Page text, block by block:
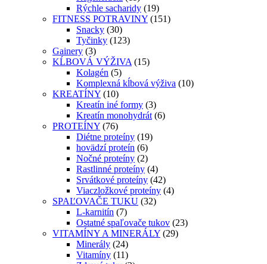
Rýchle sacharidy (19)
FITNESS POTRAVINY (151)
Snacky (30)
Tyčinky (123)
Gainery (3)
KĹBOVÁ VÝŽIVA (15)
Kolagén (5)
Komplexná kĺbová výživa (10)
KREATÍNY (10)
Kreatín iné formy (3)
Kreatín monohydrát (6)
PROTEÍNY (76)
Diétne proteíny (19)
hovädzí proteín (6)
Nočné proteíny (2)
Rastlinné proteíny (4)
Srvátkové proteíny (42)
Viaczložkové proteíny (4)
SPAĽOVAČE TUKU (32)
L-karnitín (7)
Ostatné spaľovače tukov (23)
VITAMÍNY A MINERÁLY (29)
Minerály (24)
Vitamíny (11)